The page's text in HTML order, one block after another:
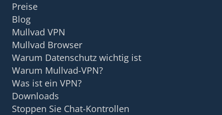
Preise
Blog
Mullvad VPN
Mullvad Browser
Warum Datenschutz wichtig ist
Warum Mullvad-VPN?
Was ist ein VPN?
Downloads
Stoppen Sie Chat-Kontrollen